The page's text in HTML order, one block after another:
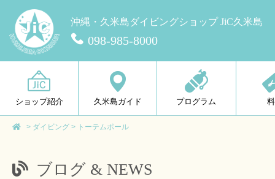
沖縄・久米島ダイビングショップ JiC久米島
098-985-8000
ショップ紹介 久米島ガイド プログラム
> ダイビング > トーテムポール
ブログ & NEWS